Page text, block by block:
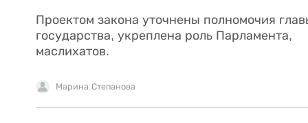
Проектом закона уточнены полномочия
государства, укреплена роль Парламента,
маслихатов.
Марина Степанова